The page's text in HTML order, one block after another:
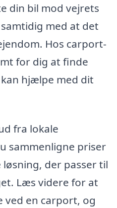
din bil mod vejrets
med at det
Hos carport-
for dig at finde
hjælpe med dit
fra lokale
sammenligne priser
der passer til
Læs videre for at
ved en carport, og